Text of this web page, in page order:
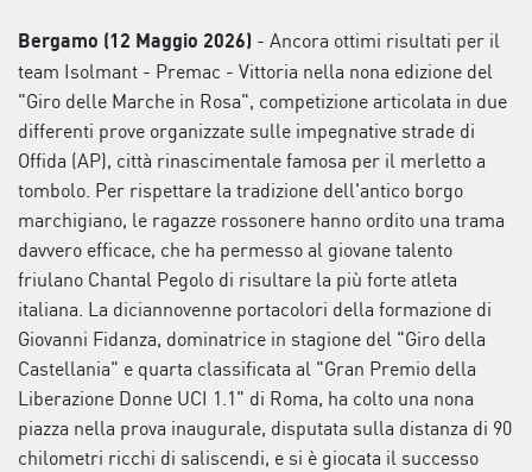
Bergamo (12 Maggio 2026) - Ancora ottimi risultati per il
team Isolmant - Premac - Vittoria nella nona edizione del
"Giro delle Marche in Rosa", competizione articolata in due
differenti prove organizzate sulle impegnative strade di
Offida (AP), città rinascimentale famosa per il merletto a
tombolo. Per rispettare la tradizione dell'antico borgo
marchigiano, le ragazze rossonere hanno ordito una trama
davvero efficace, che ha permesso al giovane talento
friulano Chantal Pegolo di risultare la più forte atleta
italiana. La diciannovenne portacolori della formazione di
Giovanni Fidanza, dominatrice in stagione del "Giro della
Castellania" e quarta classificata al "Gran Premio della
Liberazione Donne UCI 1.1" di Roma, ha colto una nona
piazza nella prova inaugurale, disputata sulla distanza di 90
chilometri ricchi di saliscendi, e si è giocata il successo